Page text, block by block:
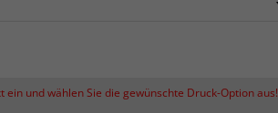
und wählen Sie die gewünschte Druck-Option aus!